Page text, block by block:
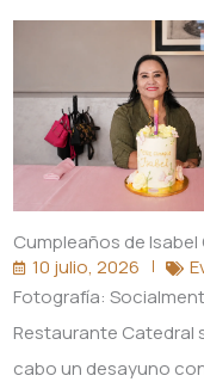
Cumpleaños de Isabel
10 julio, 2026
Fotografía:
Restaurante Catedral
cabo un desayuno